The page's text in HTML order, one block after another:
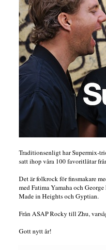
Traditionsenligt har Supermix-
satt ihop våra 100 favoritlåtar
Det är folkrock för finsmakare
med Fatima Yamaha och
Made in Heights och Gyptian.
Från ASAP Rocky till Zhu,
Gott nytt år!